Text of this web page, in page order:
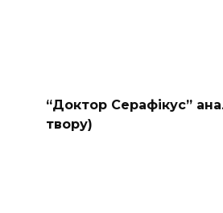
“Доктор Серафікус”
твору)